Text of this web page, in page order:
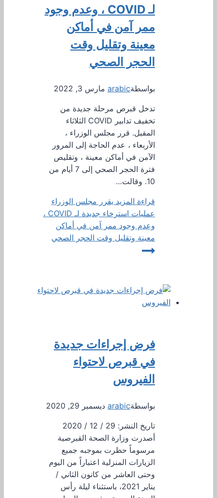
لـ COVID ، وعدم وجود
ممر آمن في أماكن
معينة وتقليل وقت
الحجر الصحي
بواسطةarabic مارس 3, 2022
تدخل قبرص مرحلة جديدة من
تخفيف تدابير COVID الثلاثاء
المقبل. قرر مجلس الوزراء ،
الأربعاء ، عدم الحاجة إلى المرور
الآمن في أماكن معينة ، وتقليص
فترة الحجر الصحي إلى 7 أيام من
10. وقالت…
قراءة المزيد يقرر مجلس الوزراء
عمليات استرخاء جديدة لـ COVID ،
وعدم وجود ممر آمن في أماكن
معينة وتقليل وقت الحجر الصحي
فرض إجراءات جديدة
في قبرص لاحتواء
الفيروس
بواسطةarabic ديسمبر 29, 2020
تاريخ النشر: 29 / 12 / 2020
أصدرت وزارة الصحة القبرصية
مرسوماً حظرت بموجبه جميع
الزيارات المنزلية اعتباراً من اليوم
وحتى العاشر من كانون الثاني /
يناير 2021، باستثناء ليلة رأس